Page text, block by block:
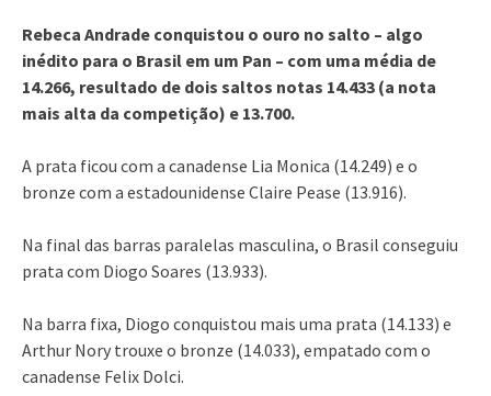
Rebeca Andrade conquistou o ouro no salto – algo
inédito para o Brasil em um Pan – com uma média de
14.266, resultado de dois saltos notas 14.433 (a nota
mais alta da competição) e 13.700.
A prata ficou com a canadense Lia Monica (14.249) e o
bronze com a estadounidense Claire Pease (13.916).
Na final das barras paralelas masculina, o Brasil conseguiu
prata com Diogo Soares (13.933).
Na barra fixa, Diogo conquistou mais uma prata (14.133) e
Arthur Nory trouxe o bronze (14.033), empatado com o
canadense Felix Dolci.